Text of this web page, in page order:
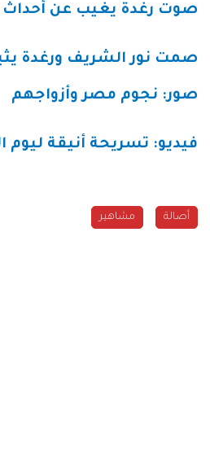
صوت رغدة يغيب عن أحداث
صمت نور الشريف ورغدة
صور: نجوم مصر وأزواجهم
فيديو: تسريحة أنيقة ليوم
مشاهير